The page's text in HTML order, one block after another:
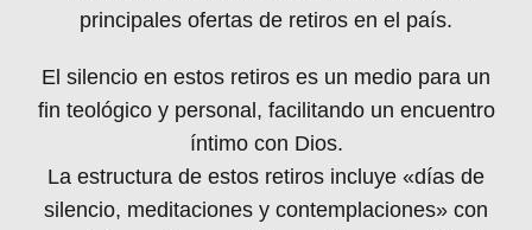
principales ofertas de retiros en el país.
El silencio en estos retiros es un medio para un
fin teológico y personal, facilitando un encuentro
íntimo con Dios.
La estructura de estos retiros incluye «días de
silencio, meditaciones y contemplaciones» con